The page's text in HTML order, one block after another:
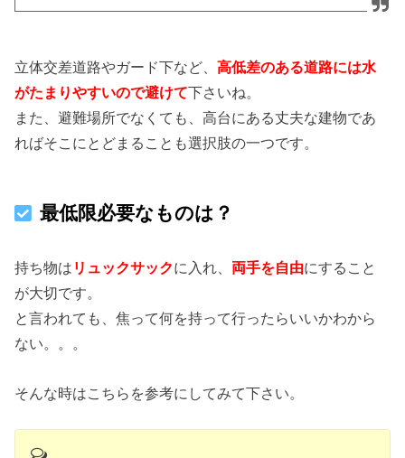
立体交差道路やガード下など、高低差のある道路には水
がたまりやすいので避けて下さいね。
また、避難場所でなくても、高台にある丈夫な建物であ
ればそこにとどまることも選択肢の一つです。
最低限必要なものは？
持ち物は リュックサックに入れ、 両手を自由にすること
が大切です。
と言われても、焦って何を持って行ったらいいかわから
ない。。。
そんな時はこちらを参考にしてみて下さい。